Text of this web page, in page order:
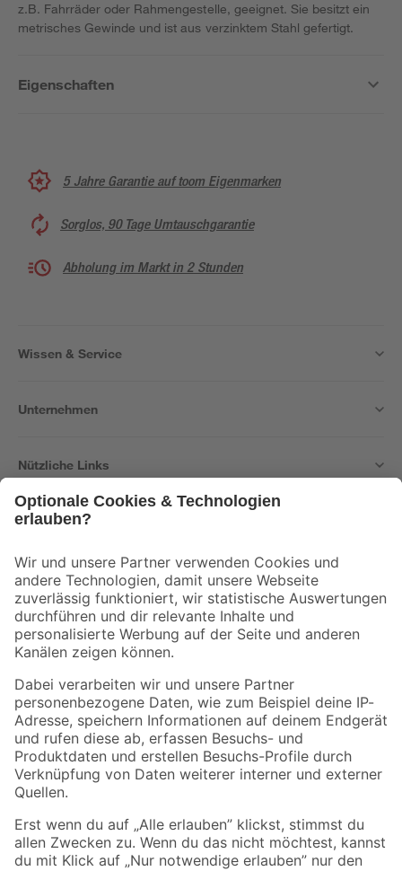
z.B. Fahrräder oder Rahmengestelle, geeignet. Sie besitzt ein
metrisches Gewinde und ist aus verzinktem Stahl gefertigt.
Eigenschaften
5 Jahre Garantie auf toom Eigenmarken
Sorglos, 90 Tage Umtauschgarantie
Abholung im Markt in 2 Stunden
Wissen & Service
Unternehmen
Nützliche Links
Der toom Newsletter: Keine Angebote und Aktionen mehr verpassen!
Zur Newsletter Anmeldung
Folge uns
Zahlungsarten Versandarten
Sicher einkaufen
Jetzt die toom-App herunterladen